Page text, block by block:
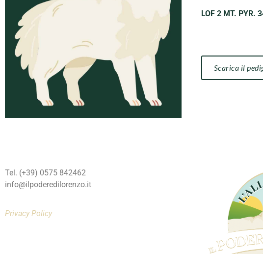
LOF 2 MT. PYR.
Scarica il
Tel. (+39) 0575 842462
info@ilpoderedilorenzo.it
Privacy Policy